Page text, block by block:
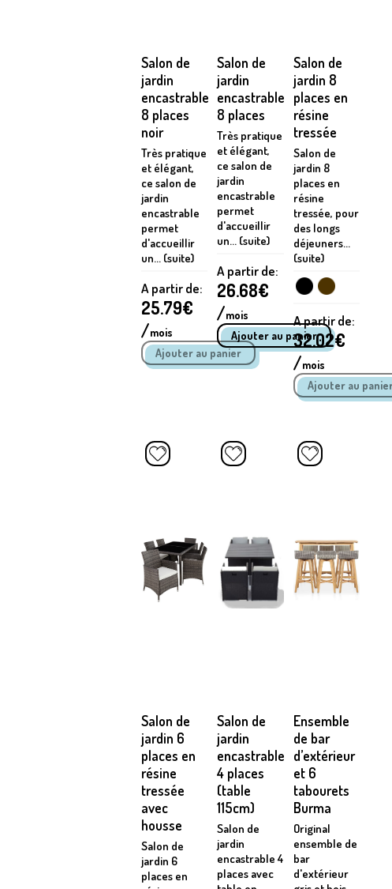
Salon de
jardin
encastrable
8 places
noir
Très pratique
et élégant,
ce salon de
jardin
encastrable
permet
d'accueillir
un... (suite)
A partir de:
25.79€
/mois
Salon de
jardin
encastrable
8 places
Très pratique
et élégant,
ce salon de
jardin
encastrable
permet
d'accueillir
un... (suite)
A partir de:
26.68€
/mois
Salon de
jardin 8
places en
résine
tressée
Salon de
jardin 8
places en
résine
tressée, pour
des longs
déjeuners...
(suite)
A partir de:
32.02€
/mois
Salon de
jardin 6
places en
résine
tressée
avec
housse
Salon de
jardin 6
places en
Salon de
jardin
encastrable
4 places
(table
115cm)
Salon de
jardin
encastrable 4
places avec
Ensemble
de bar
d’extérieur
et 6
tabourets
Burma
Original
ensemble de
bar
d'extérieur